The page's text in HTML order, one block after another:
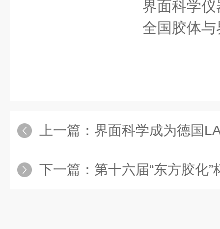
界面科学
全国胶体
上一篇： 界面科学成为德国LAUDA
下一篇： 第十六届“东方胶化”杯奖学金